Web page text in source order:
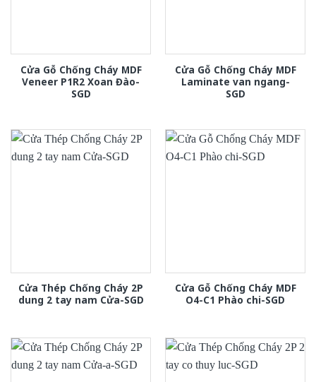
Cửa Gỗ Chống Cháy MDF
Veneer P1R2 Xoan Đào-
SGD
Cửa Gỗ Chống Cháy MDF
Laminate van ngang-
SGD
Cửa Thép Chống Cháy 2P
dung 2 tay nam Cửa-SGD
Cửa Gỗ Chống Cháy MDF
O4-C1 Phào chi-SGD